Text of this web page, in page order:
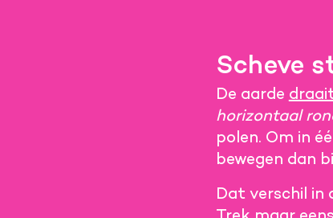
Scheve
De aarde
horizontaal
polen. Om in
bewegen dan
Dat verschil in